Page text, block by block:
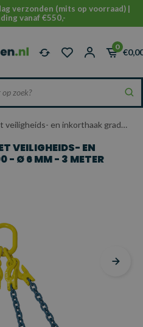
verzonden (mits op voorraad) |
vanaf €550,-
0
en inkorthaak grade 100 - Ø 6 mm - 3 meter
VEILIGHEIDS- EN
- Ø 6 MM - 3 METER